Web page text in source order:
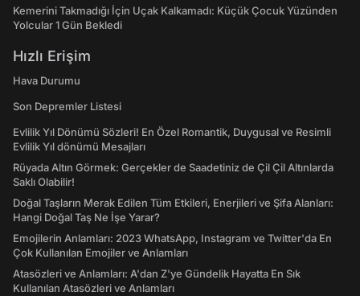
Kemerini Takmadığı İçin Uçak Kalkamadı: Küçük Çocuk Yüzünden
Yolcular 1 Gün Bekledi
Hızlı Erişim
Hava Durumu
Son Depremler Listesi
Evlilik Yıl Dönümü Sözleri! En Özel Romantik, Duygusal ve Resimli
Evlilik Yıl dönümü Mesajları
Rüyada Altın Görmek: Gerçekler de Saadetiniz de Çil Çil Altınlarda
Saklı Olabilir!
Doğal Taşların Merak Edilen Tüm Etkileri, Enerjileri ve Şifa Alanları:
Hangi Doğal Taş Ne İşe Yarar?
Emojilerin Anlamları: 2023 WhatsApp, Instagram ve Twitter'da En
Çok Kullanılan Emojiler ve Anlamları
Atasözleri ve Anlamları: A'dan Z'ye Gündelik Hayatta En Sık
Kullanılan Atasözleri ve Anlamları